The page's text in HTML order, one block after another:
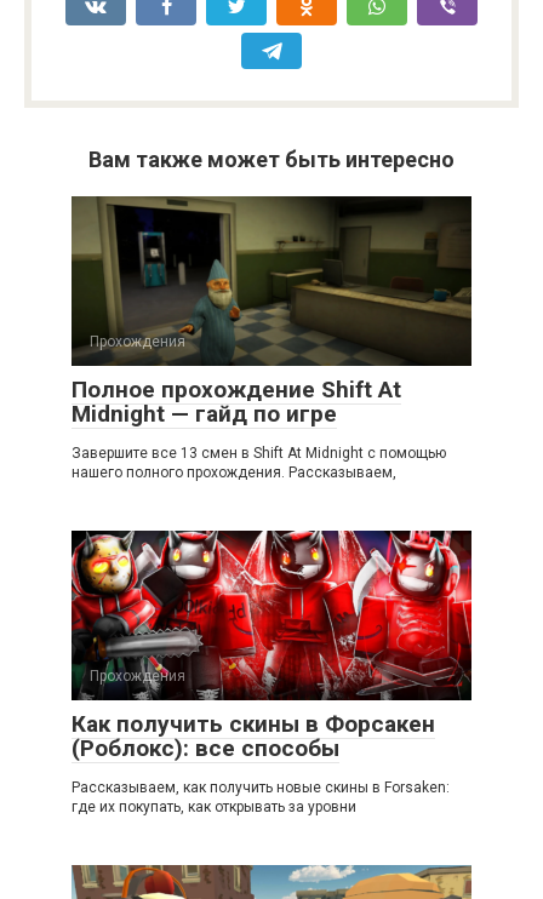
Вам также может быть интересно
Прохождения
Полное прохождение Shift At
Midnight — гайд по игре
Завершите все 13 смен в Shift At Midnight с помощью
нашего полного прохождения. Рассказываем,
Прохождения
Как получить скины в Форсакен
(Роблокс): все способы
Рассказываем, как получить новые скины в Forsaken:
где их покупать, как открывать за уровни